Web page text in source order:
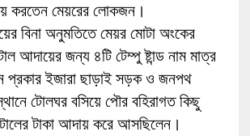
করতেন মেয়রের লোকজন।
বিনা অনুমতিতে মেয়র মোটা অংকের
আদায়ের জন্য ৪টি টেম্পু ষ্টান্ড নাম মাত্র
প্রকার ইজারা ছাড়াই সড়ক ও জনপথ
টোলঘর বসিয়ে পৌর বহিরাগত কিছু
টাকা আদায় করে আসছিলেন।